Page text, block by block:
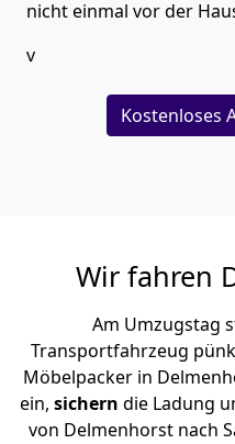
nicht einmal vor der
v
Kostenloses
Wir fahren
Am Umzugstag
Transportfahrzeug
Möbelpacker in
ein, sichern die Ladung
von Delmenhorst nach